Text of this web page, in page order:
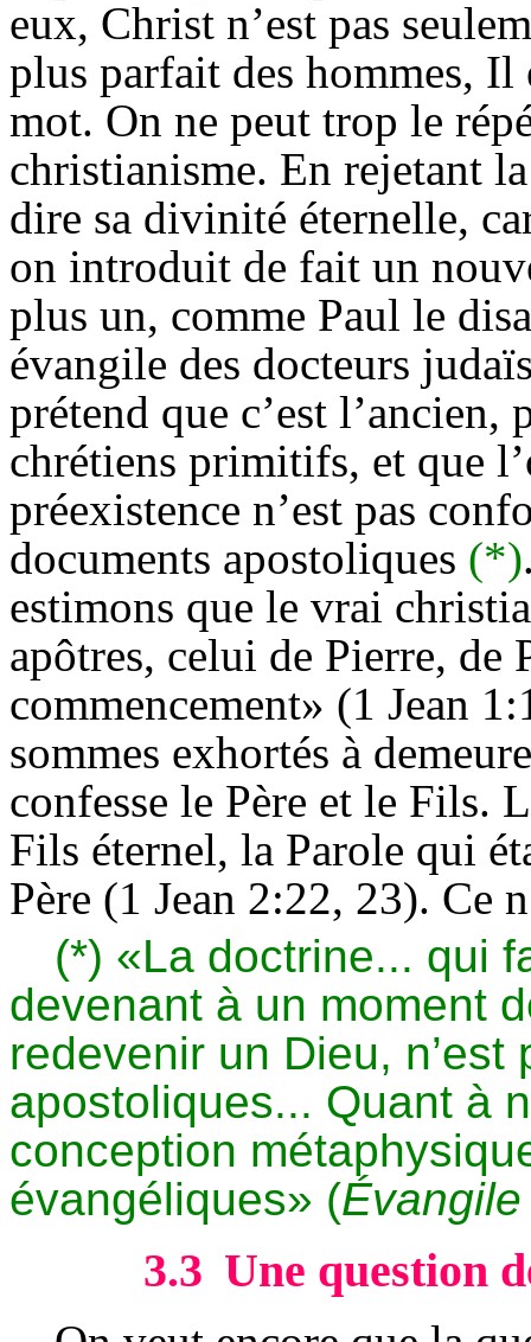
eux, Christ n’est pas
plus parfait des hommes, Il
mot. On ne peut trop le
christianisme. En rejetant
dire sa divinité éternelle,
on introduit de fait un
plus un, comme Paul le
évangile des docteurs
prétend que c’est l’ancien,
chrétiens primitifs, et que
préexistence n’est pas
documents apostoliques (*)
estimons que le vrai
apôtres, celui de Pierre, de
commencement» (1 Jean
sommes exhortés à
confesse le Père et le
Fils éternel, la Parole qui
Père (1 Jean 2:22, 23). Ce
(*) «La doctrine... qui
devenant à un moment
redevenir un Dieu,
apostoliques... Quant à
conception
évangéliques» (
3.3 Une question